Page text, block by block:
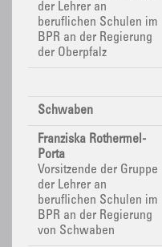
der Lehrer an
beruflichen Schulen im
BPR an der Regierung
der Oberpfalz
Schwaben
Franziska Rothermel-
Porta
Vorsitzende der Gruppe
der Lehrer an
beruflichen Schulen im
BPR an der Regierung
von Schwaben